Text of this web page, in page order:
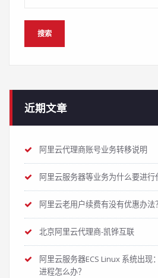
近期文章
阿里云代理商账号业务转移说明
阿里云服务器等业务为什么要进行
阿里云老用户续费有没有优惠办法？
北京阿里云代理商-凯铧互联
阿里云服务器ECS Linux 系统出
进程怎么办？